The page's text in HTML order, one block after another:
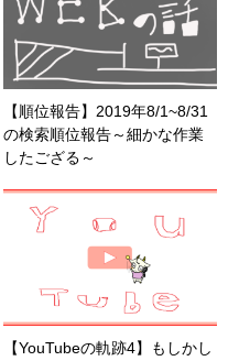
【順位報告】2019年8/1~8/31
の検索順位報告～細かな作業
したござる～
【YouTubeの軌跡4】もしかし